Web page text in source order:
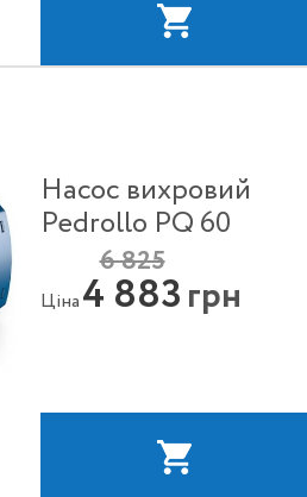
Насос вихровий
Pedrollo PQ 60
Ціна
6 825
4 883грн